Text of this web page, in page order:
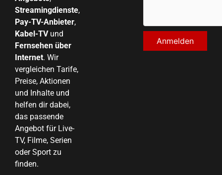
Streamingdienste,
Pay-TV-Anbieter,
Kabel-TVund
Fernsehen über
Internet. Wir
vergleichen Tarife,
Preise, Aktionen
und Inhalte und
helfen dir dabei,
das passende
Angebot für Live-
TV, Filme, Serien
oder Sport zu
finden.